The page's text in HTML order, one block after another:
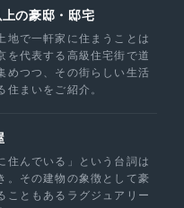
の豪邸・邸宅
地で一軒家に住まうことは
を代表する高級住宅街で道
めつつ、その街らしい生活
住まいをご紹介。
住んでいる」という台詞は
。その建物の象徴として豪
こともあるラグジュアリー